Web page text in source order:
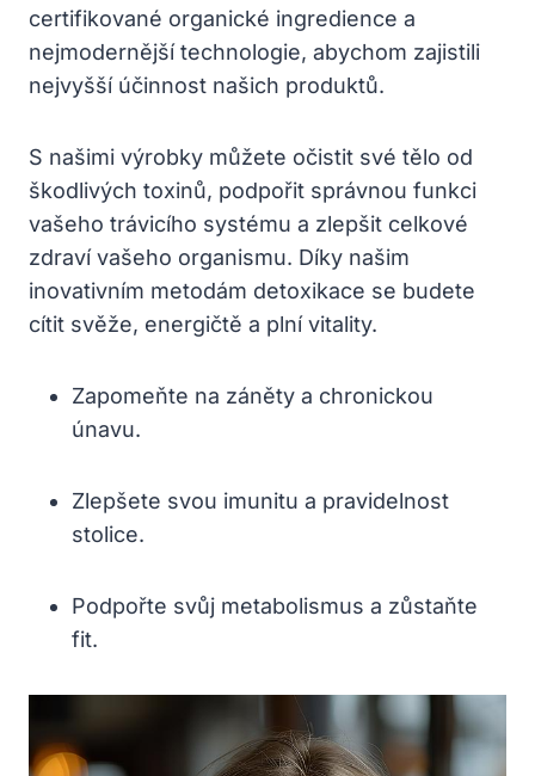
certifikované organické ingredience a
nejmodernější technologie, abychom zajistili
nejvyšší účinnost našich produktů.
S našimi výrobky můžete očistit své tělo od
škodlivých toxinů, podpořit správnou funkci
vašeho trávicího systému a zlepšit celkové
zdraví vašeho organismu. Díky našim
inovativním metodám detoxikace se budete
cítit svěže, energičtě a plní vitality.
Zapomeňte na záněty a chronickou
únavu.
Zlepšete svou imunitu a pravidelnost
stolice.
Podpořte svůj metabolismus a zůstaňte
fit.